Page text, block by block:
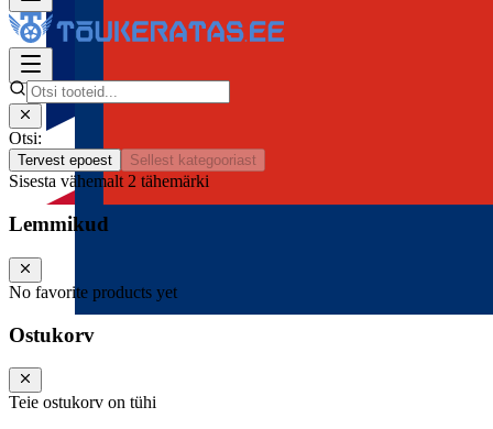
Otsi:
Tervest epoest Sellest kategooriast
Sisesta vähemalt 2 tähemärki
Lemmikud
No favorite products yet
Ostukorv
Teie ostukorv on tühi